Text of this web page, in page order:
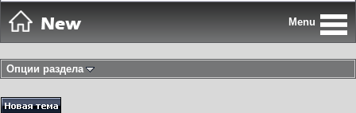
Menu
Опции раздела